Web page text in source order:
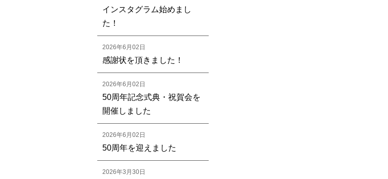
インスタグラム始めまし
た！
2026年6月02日
感謝状を頂きました！
2026年6月02日
50周年記念式典・祝賀会を
開催しました
2026年6月02日
50周年を迎えました
2026年3月30日